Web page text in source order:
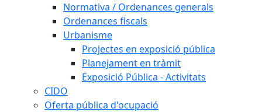
Normativa / Ordenances generals
Ordenances fiscals
Urbanisme
Projectes en exposició pública
Planejament en tràmit
Exposició Pública - Activitats
CIDO
Oferta pública d'ocupació